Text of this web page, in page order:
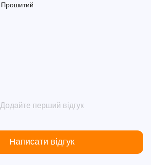
Прошитий
Додайте перший відгук
Написати відгук